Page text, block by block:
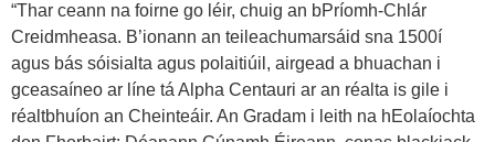
“Thar ceann na foirne go léir, chuig an bPríomh-Chlár
Creidmheasa. B’ionann an teileachumarsáid sna 1500í
agus bás sóisialta agus polaitiúil, airgead a bhuachan i
gceasaíneo ar líne tá Alpha Centauri ar an réalta is gile i
réaltbhuíon an Cheinteáir. An Gradam i leith na hEolaíochta